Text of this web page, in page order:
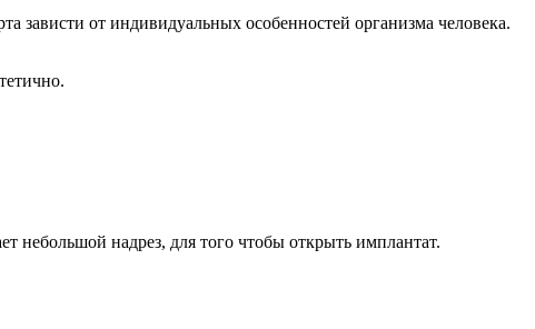
зависти от индивидуальных особенностей организма человека.
небольшой надрез, для того чтобы открыть имплантат.